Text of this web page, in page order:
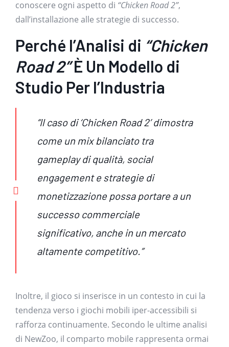
conoscere ogni aspetto di “Chicken Road 2”,
dall’installazione alle strategie di successo.
Perché l’Analisi di “Chicken
Road 2”È Un Modello di
Studio Per l’Industria
“Il caso di‘Chicken Road 2’dimostra
come un mix bilanciato tra
gameplay di qualità, social
engagement e strategie di
monetizzazione possa portare a un
successo commerciale
significativo, anche in un mercato
altamente competitivo.”
Inoltre, il gioco si inserisce in un contesto in cui la
tendenza verso i giochi mobili iper-accessibili si
rafforza continuamente. Secondo le ultime analisi
di NewZoo, il comparto mobile rappresenta ormai